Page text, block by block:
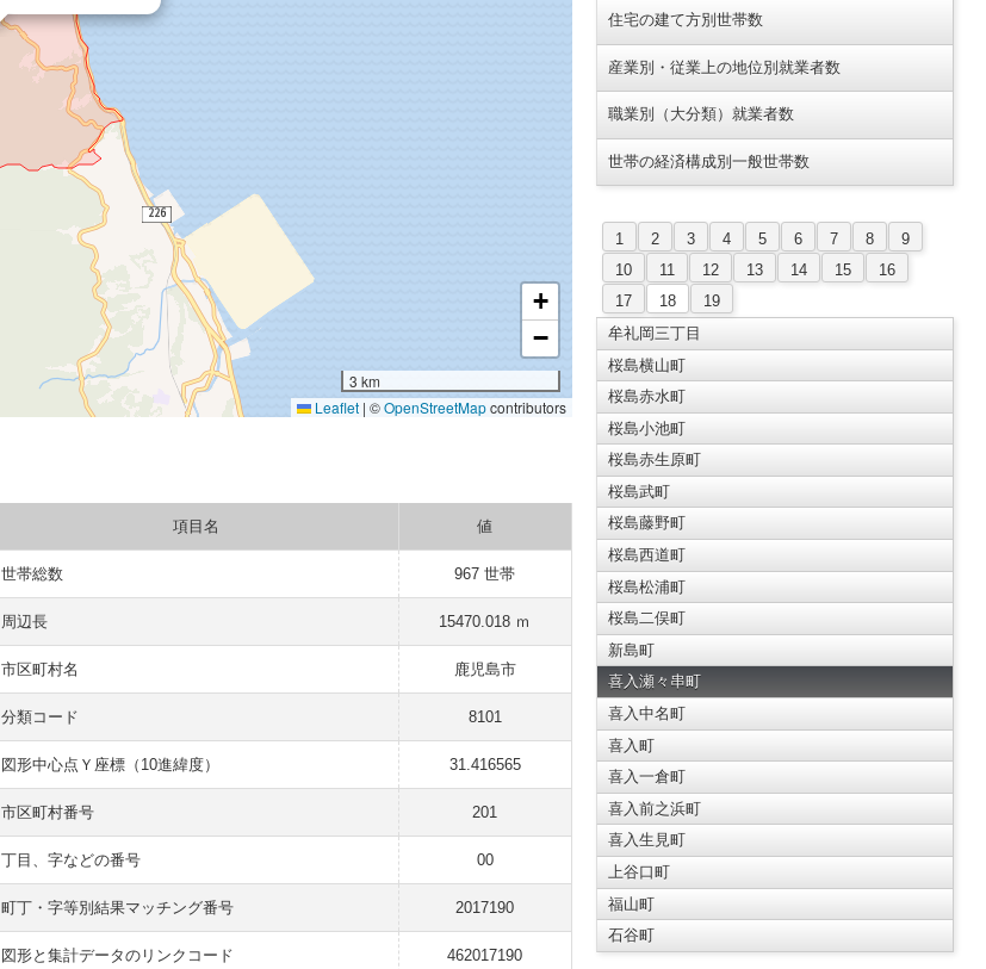
+
−
3 km
Leaflet | ©OpenStreetMapcontributors
項目名 値
世帯総数 967 世帯
周辺長 15470.018 ｍ
市区町村名 鹿児島市
分類コード 8101
図形中心点Ｙ座標（10進緯度） 31.416565
市区町村番号 201
丁目、字などの番号 00
町丁・字等別結果マッチング番号 2017190
図形と集計データのリンクコード 462017190
住宅の建て方別世帯数
産業別・従業上の地位別就業者数
職業別（大分類）就業者数
世帯の経済構成別一般世帯数
1 2 3 4 5 6 7 8
9
10
11 12 13 14 15
16
17
18
19
牟礼岡三丁目
桜島横山町
桜島赤水町
桜島小池町
桜島赤生原町
桜島武町
桜島藤野町
桜島西道町
桜島松浦町
桜島二俣町
新島町
喜入瀬々串町
喜入中名町
喜入町
喜入一倉町
喜入前之浜町
喜入生見町
上谷口町
福山町
石谷町